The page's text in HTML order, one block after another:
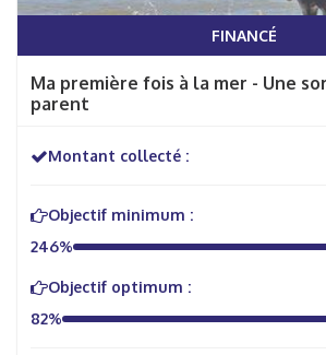
FINANCÉ
Ma première fois à la mer - Une
parent
Montant collecté :
Objectif minimum :
246%
Objectif optimum :
82%